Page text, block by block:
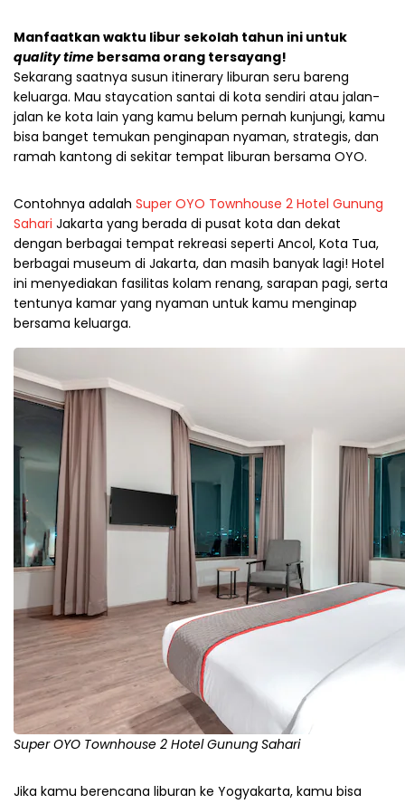
Manfaatkan waktu libur sekolah tahun ini untuk
quality time bersama orang tersayang!
Sekarang saatnya susun itinerary liburan seru bareng
keluarga. Mau staycation santai di kota sendiri atau jalan-
jalan ke kota lain yang kamu belum pernah kunjungi, kamu
bisa banget temukan penginapan nyaman, strategis, dan
ramah kantong di sekitar tempat liburan bersama OYO.
Contohnya adalah Super OYO Townhouse 2 Hotel Gunung
Sahari Jakarta yang berada di pusat kota dan dekat
dengan berbagai tempat rekreasi seperti Ancol, Kota Tua,
berbagai museum di Jakarta, dan masih banyak lagi! Hotel
ini menyediakan fasilitas kolam renang, sarapan pagi, serta
tentunya kamar yang nyaman untuk kamu menginap
bersama keluarga.
Super OYO Townhouse 2 Hotel Gunung Sahari
Jika kamu berencana liburan ke Yogyakarta, kamu bisa